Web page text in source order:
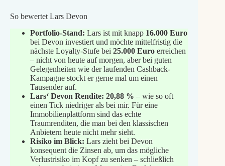
So bewertet Lars Devon
Portfolio-Stand: Lars ist mit knapp 16.000 Euro
bei Devon investiert und möchte mittelfristig die
nächste Loyalty-Stufe bei 25.000 Euroerreichen
– nicht von heute auf morgen, aber bei guten
Gelegenheiten wie der laufenden Cashback-
Kampagne stockt er gerne mal um einen
Tausender auf.
Lars‘ Devon Rendite: 20,88 % – wie so oft
einen Tick niedriger als bei mir. Für eine
Immobilienplattform sind das echte
Traumrenditen, die man bei den klassischen
Anbietern heute nicht mehr sieht.
Risiko im Blick: Lars zieht bei Devon
konsequent die Zinsen ab, um das mögliche
Verlustrisiko im Kopf zu senken – schließlich